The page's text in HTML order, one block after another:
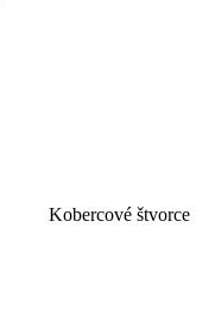
Kobercové štvorce